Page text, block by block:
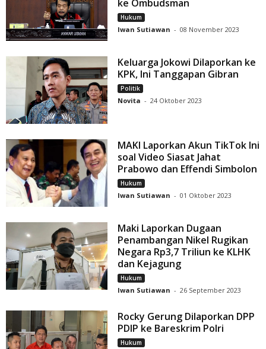
ke Ombudsman
Hukum
Iwan Sutiawan - 08 November 2023
Keluarga Jokowi Dilaporkan ke
KPK, Ini Tanggapan Gibran
Politik
Novita - 24 Oktober 2023
MAKI Laporkan Akun TikTok Ini
soal Video Siasat Jahat
Prabowo dan Effendi Simbolon
Hukum
Iwan Sutiawan - 01 Oktober 2023
Maki Laporkan Dugaan
Penambangan Nikel Rugikan
Negara Rp3,7 Triliun ke KLHK
dan Kejagung
Hukum
Iwan Sutiawan - 26 September 2023
Rocky Gerung Dilaporkan DPP
PDIP ke Bareskrim Polri
Hukum